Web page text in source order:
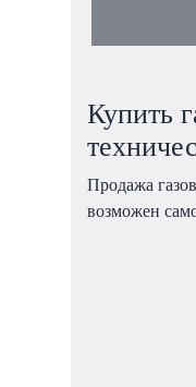
Купить
Продажа
возможен